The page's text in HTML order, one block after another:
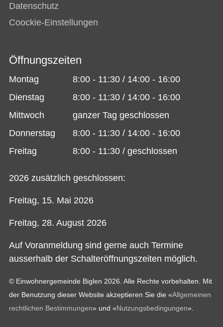
Datenschutz
Coockie-Einstellungen
Öffnungszeiten
Montag
8:00 - 11:30 / 14:00 - 16:00
Dienstag
8:00 - 11:30 / 14:00 - 16:00
Mittwoch
ganzer Tag geschlossen
Donnerstag
8:00 - 11:30 / 14:00 - 16:00
Freitag
8:00 - 11:30 / geschlossen
2026 zusätzlich geschlossen:
Freitag, 15. Mai 2026
Freitag, 28. August 2026
Auf Voranmeldung sind gerne auch Termine
ausserhalb der Schalteröffnungszeiten möglich.
© Einwohnergemeinde Biglen 2026. Alle Rechte vorbehalten. Mit
der Benutzung dieser Website akzeptieren Sie die «Allgemeinen
rechtlichen Bestimmungen» und «Nutzungsbedingungen».